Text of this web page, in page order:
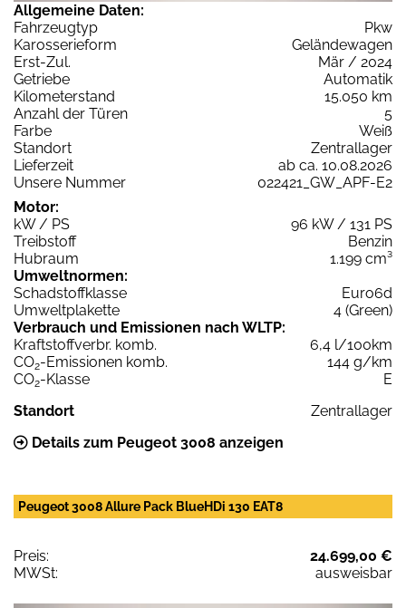
Allgemeine Daten:
Fahrzeugtyp
Pkw
Karosserieform
Geländewagen
Erst-Zul.
Mär / 2024
Getriebe
Automatik
Kilometerstand
15.050 km
Anzahl der Türen
5
Farbe
Weiß
Standort
Zentrallager
Lieferzeit
ab ca. 10.08.2026
Unsere Nummer
022421_GW_APF-E2
Motor:
kW / PS
96 kW / 131 PS
Treibstoff
Benzin
Hubraum
1.199 cm³
Umweltnormen:
Schadstoffklasse
Euro6d
Umweltplakette
4 (Green)
Verbrauch und Emissionen nach WLTP:
Kraftstoffverbr. komb.
6,4 l/100km
CO2-Emissionen komb.
144 g/km
CO2-Klasse
E
Standort
Zentrallager
Details zum Peugeot 3008 anzeigen
Peugeot 3008 Allure Pack BlueHDi 130 EAT8
Preis:
24.699,00 €
MWSt:
ausweisbar